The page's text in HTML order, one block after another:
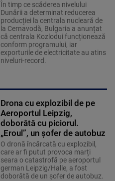
În timp ce scăderea nivelului
Dunării a determinat reducerea
producției la centrala nucleară de
la Cernavodă, Bulgaria a anunțat
că centrala Kozlodui funcționează
conform programului, iar
exporturile de electricitate au atins
niveluri-record.
Drona cu explozibil de pe
Aeroportul Leipzig,
doborâtă cu piciorul.
„Eroul”, un șofer de autobuz
O dronă încărcată cu explozibil,
care ar fi putut provoca marți
seara o catastrofă pe aeroportul
german Leipzig/Halle, a fost
doborâtă de un șofer de autobuz.